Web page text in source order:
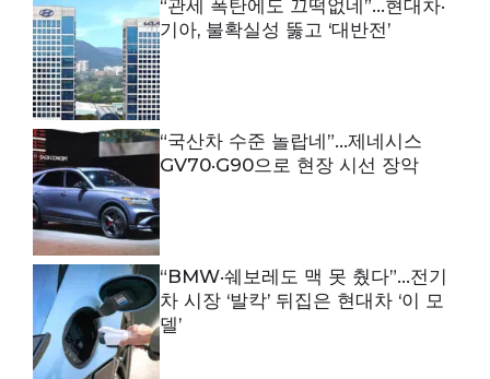
“관세 폭탄에도 끄떡없네”…현대차·
기아, 불확실성 뚫고 ‘대반전’
“국산차 수준 놀랍네”…제네시스
GV70·G90으로 현장 시선 장악
“BMW·쉐보레도 맥 못 췄다”…전기
차 시장 ‘발칵’ 뒤집은 현대차 ‘이 모
델’